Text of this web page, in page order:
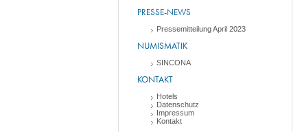
PRESSE-NEWS
Pressemitteilung April 2023
NUMISMATIK
SINCONA
KONTAKT
Hotels
Datenschutz
Impressum
Kontakt